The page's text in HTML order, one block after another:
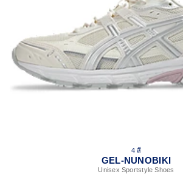
4 สี
GEL-NUNOBIKI
Unisex Sportstyle Shoes